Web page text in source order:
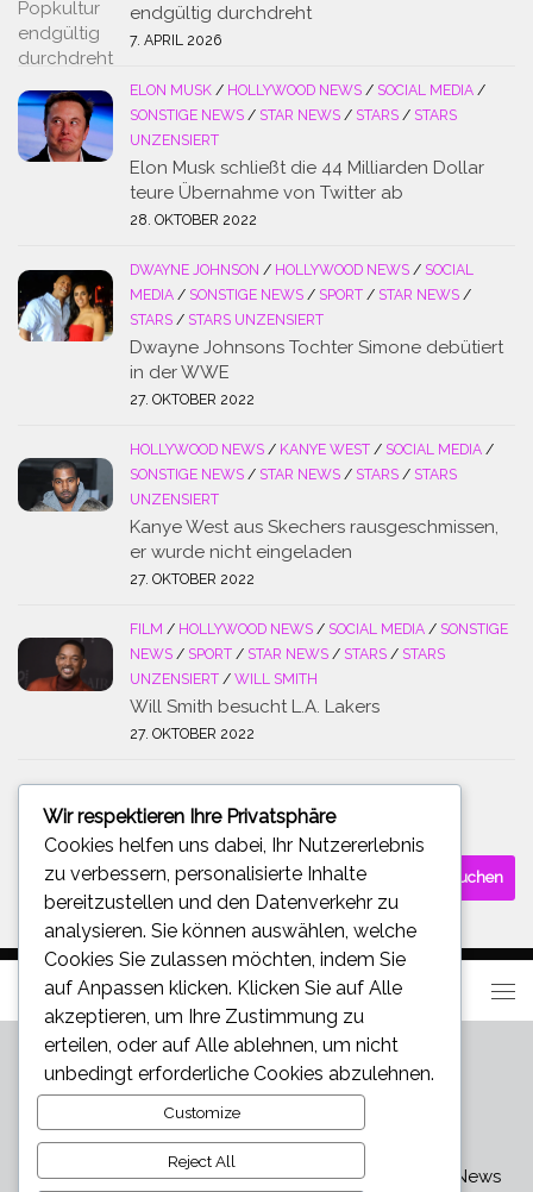
endgültig durchdreht
7. APRIL 2026
ELON MUSK / HOLLYWOOD NEWS / SOCIAL MEDIA /
SONSTIGE NEWS / STAR NEWS / STARS / STARS
UNZENSIERT
Elon Musk schließt die 44 Milliarden Dollar
teure Übernahme von Twitter ab
28. OKTOBER 2022
DWAYNE JOHNSON / HOLLYWOOD NEWS / SOCIAL
MEDIA / SONSTIGE NEWS / SPORT / STAR NEWS /
STARS / STARS UNZENSIERT
Dwayne Johnsons Tochter Simone debütiert
in der WWE
27. OKTOBER 2022
HOLLYWOOD NEWS / KANYE WEST / SOCIAL MEDIA /
SONSTIGE NEWS / STAR NEWS / STARS / STARS
UNZENSIERT
Kanye West aus Skechers rausgeschmissen,
er wurde nicht eingeladen
27. OKTOBER 2022
FILM / HOLLYWOOD NEWS / SOCIAL MEDIA / SONSTIGE
NEWS / SPORT / STAR NEWS / STARS / STARS
UNZENSIERT / WILL SMITH
Will Smith besucht L.A. Lakers
27. OKTOBER 2022
SUCHE
Suchen
nach:
Star und Promi News - Aktuelle Bilder, Videos und News
Wir respektieren Ihre Privatsphäre
Cookies helfen uns dabei, Ihr Nutzererlebnis
zu verbessern, personalisierte Inhalte
bereitzustellen und den Datenverkehr zu
analysieren. Sie können auswählen, welche
Cookies Sie zulassen möchten, indem Sie
auf Anpassen klicken. Klicken Sie auf Alle
akzeptieren , um Ihre Zustimmung zu
erteilen, oder auf Alle ablehnen , um nicht
unbedingt erforderliche Cookies abzulehnen.
Customize
Reject All